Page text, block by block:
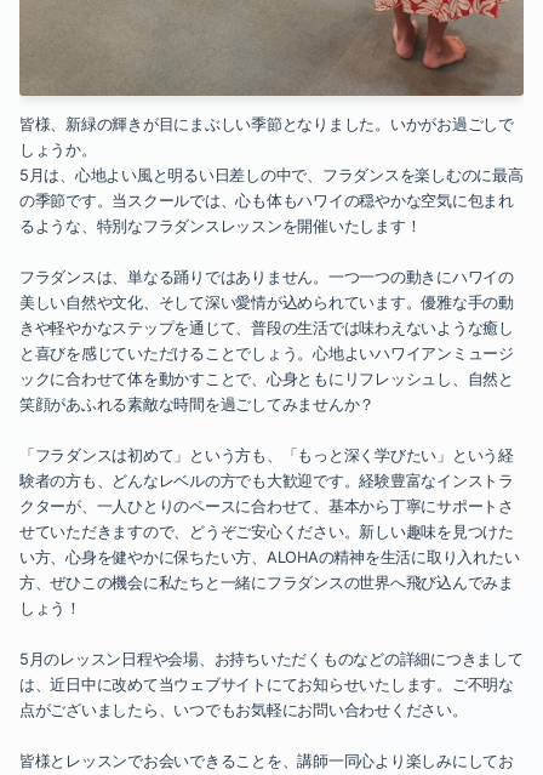
皆様、新緑の輝きが目にまぶしい季節となりました。いかがお過ごしで
しょうか。
5月は、心地よい風と明るい日差しの中で、フラダンスを楽しむのに最高
の季節です。当スクールでは、心も体もハワイの穏やかな空気に包まれ
るような、特別なフラダンスレッスンを開催いたします！
フラダンスは、単なる踊りではありません。一つ一つの動きにハワイの
美しい自然や文化、そして深い愛情が込められています。優雅な手の動
きや軽やかなステップを通じて、普段の生活では味わえないような癒し
と喜びを感じていただけることでしょう。心地よいハワイアンミュージ
ックに合わせて体を動かすことで、心身ともにリフレッシュし、自然と
笑顔があふれる素敵な時間を過ごしてみませんか？
「フラダンスは初めて」という方も、「もっと深く学びたい」という経
験者の方も、どんなレベルの方でも大歓迎です。経験豊富なインストラ
クターが、一人ひとりのペースに合わせて、基本から丁寧にサポートさ
せていただきますので、どうぞご安心ください。新しい趣味を見つけた
い方、心身を健やかに保ちたい方、ALOHAの精神を生活に取り入れたい
方、ぜひこの機会に私たちと一緒にフラダンスの世界へ飛び込んでみま
しょう！
5月のレッスン日程や会場、お持ちいただくものなどの詳細につきまして
は、近日中に改めて当ウェブサイトにてお知らせいたします。ご不明な
点がございましたら、いつでもお気軽にお問い合わせください。
皆様とレッスンでお会いできることを、講師一同心より楽しみにしてお